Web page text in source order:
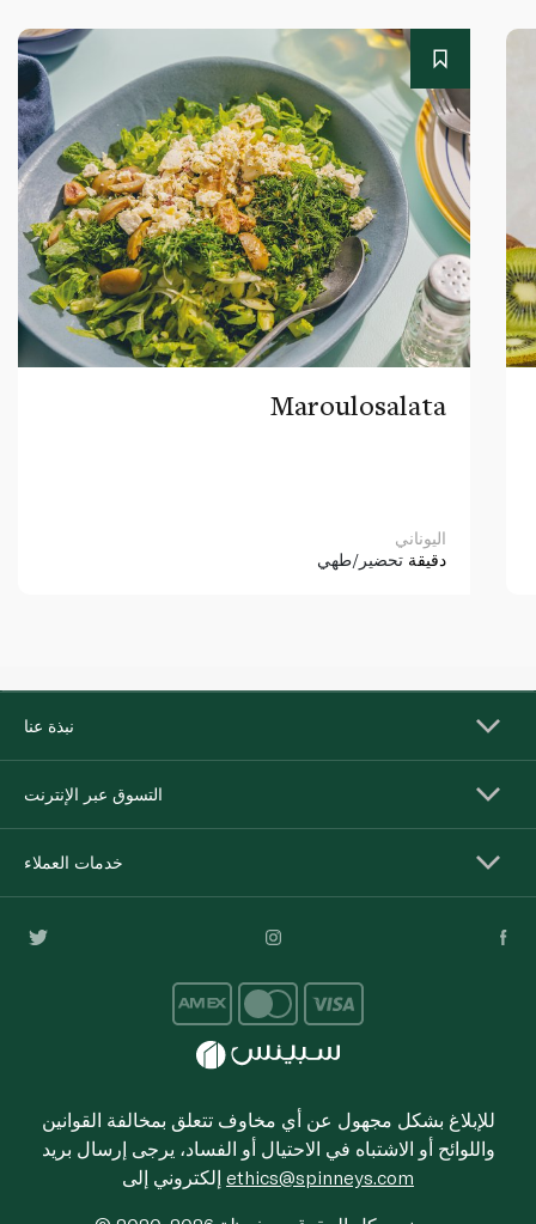
Maroulosalata
اليوناني
دقيقة تحضير/طهي
نبذة عنا
التسوق عبر الإنترنت
خدمات العملاء
للإبلاغ بشكل مجهول عن أي مخاوف تتعلق بمخالفة القوانين
واللوائح أو الاشتباه في الاحتيال أو الفساد، يرجى إرسال بريد
ethics@spinneys.com